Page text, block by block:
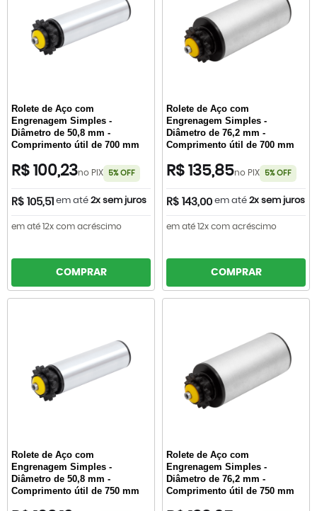
Rolete de Aço com
Engrenagem Simples -
Diâmetro de 50,8 mm -
Comprimento útil de 700 mm
R$ 100,23no PIX 5% OFF
R$ 105,51 em até 2x sem juros
em até 12x com acréscimo
COMPRAR
Rolete de Aço com
Engrenagem Simples -
Diâmetro de 76,2 mm -
Comprimento útil de 700 mm
R$ 135,85no PIX 5% OFF
R$ 143,00 em até 2x sem juros
em até 12x com acréscimo
COMPRAR
Rolete de Aço com
Engrenagem Simples -
Diâmetro de 50,8 mm -
Comprimento útil de 750 mm
Rolete de Aço com
Engrenagem Simples -
Diâmetro de 76,2 mm -
Comprimento útil de 750 mm